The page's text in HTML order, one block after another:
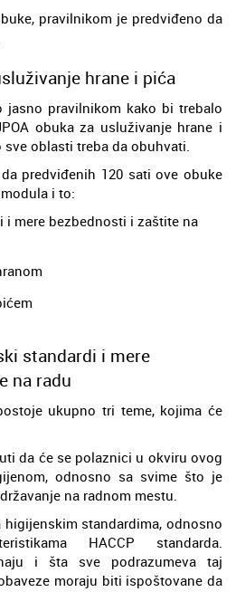
pravilnikom je predviđeno da
hrane i pića
jasno pravilnikom kako bi trebalo
obuka za usluživanje hrane i
oblasti treba da obuhvati.
predviđenih 120 sati ove obuke
i to:
i mere bezbednosti i zaštite na
standardi i mere
na radu
ukupno tri teme, kojima će
da će se polaznici u okviru ovog
odnosno sa svime što je
na radnom mestu.
standardima, odnosno
HACCP standarda.
i šta sve podrazumeva taj
moraju biti ispoštovane da